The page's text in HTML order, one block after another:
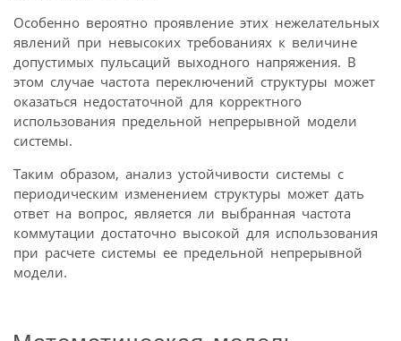
Особенно вероятно проявление этих нежелательных
явлений при невысоких требованиях к величине
допустимых пульсаций выходного напряжения. В
этом случае частота переключений структуры может
оказаться недостаточной для корректного
использования предельной непрерывной модели
системы.
Таким образом, анализ устойчивости системы с
периодическим изменением структуры может дать
ответ на вопрос, является ли выбранная частота
коммутации достаточно высокой для использования
при расчете системы ее предельной непрерывной
модели.